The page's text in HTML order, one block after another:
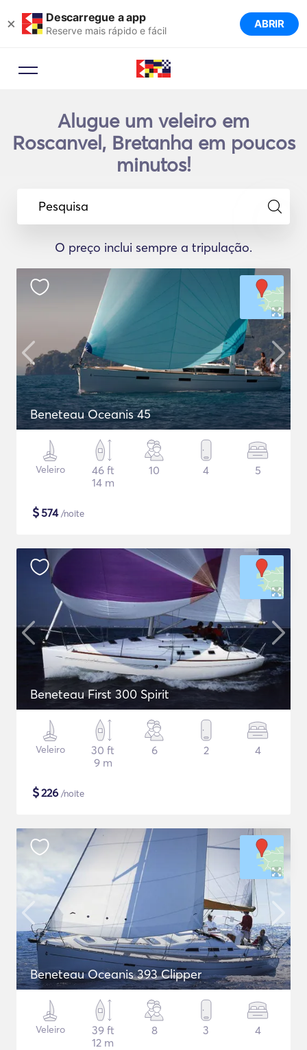
× Descarregue a app
Reserve mais rápido e fácil ABRIR
Alugue um veleiro em
Roscanvel, Bretanha em poucos
minutos!
Pesquisa
O preço inclui sempre a tripulação.
Beneteau Oceanis 45
Veleiro
46 ft
14 m
10 4 5
$574/noite
Beneteau First 300 Spirit
Veleiro
30 ft
9 m
6 2 4
$226 /noite
Beneteau Oceanis 393 Clipper
Veleiro
39 ft
12 m
8 3 4